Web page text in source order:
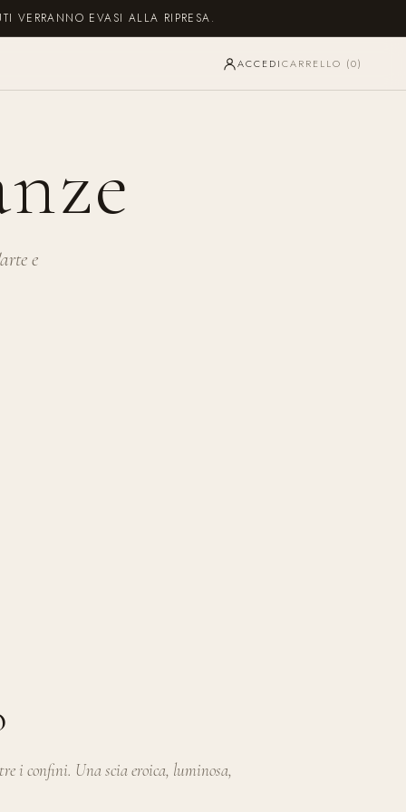
VERRANNO EVASI ALLA RIPRESA.
ACCEDICARRELLO (0)
e
i confini. Una scia eroica, luminosa,